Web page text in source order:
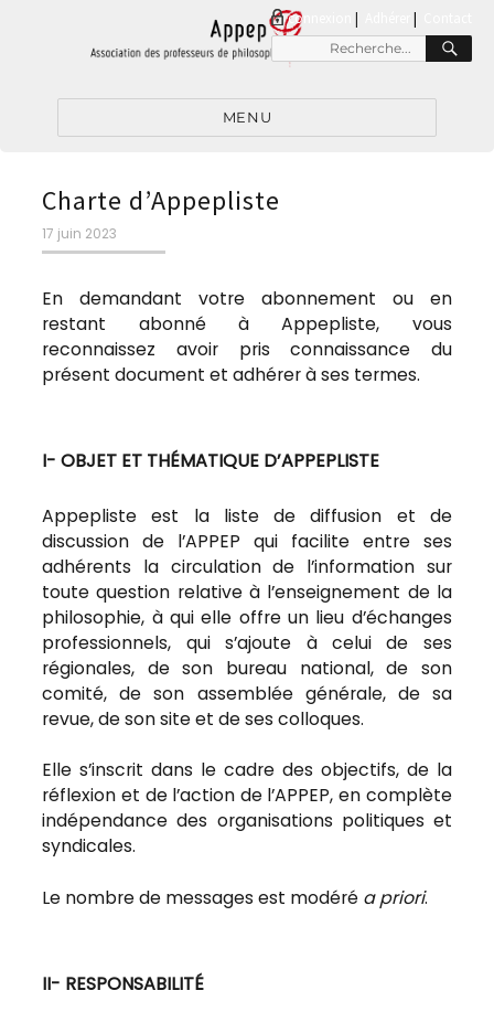
connexion |
Recherche
pour
MENU
Charte d’Appepliste
Publié
le
17 juin 2023
En demandant votre abonnement ou en
restant abonné à Appepliste, vous
reconnaissez avoir pris connaissance du
présent document et adhérer à ses termes.
I- OBJET ET THÉMATIQUE D’APPEPLISTE
Appepliste est la liste de diffusion et de
discussion de l’APPEP qui facilite entre ses
adhérents la circulation de l’information sur
toute question relative à l’enseignement de la
philosophie, à qui elle offre un lieu d’échanges
professionnels, qui s’ajoute à celui de ses
régionales, de son bureau national, de son
comité, de son assemblée générale, de sa
revue, de son site et de ses colloques.
Elle s’inscrit dans le cadre des objectifs, de la
réflexion et de l’action de l’APPEP, en complète
indépendance des organisations politiques et
syndicales.
Le nombre de messages est modéré a priori.
II- RESPONSABILITÉ